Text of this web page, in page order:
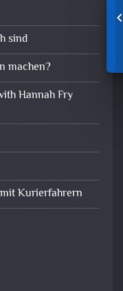
sind
machen?
Hannah Fry
Kurierfahrern